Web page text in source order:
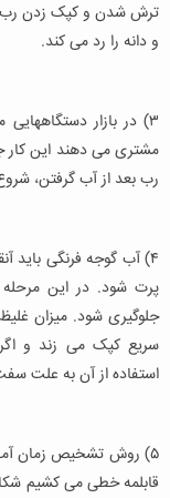
ترش شدن و کپک زدن
و دانه را رد می کند.
۳) در بازار
مشتری می دهند این کار
رب بعد از آب گرفتن،
۴) آب گوجه فرنگی
پرت شود. در این مرحله
جلوگیری شود. میزان
سریع کپک می زند و
استفاده از آن به علت
۵) روش تشخیص زمان
قابلمه خطی می کشیم